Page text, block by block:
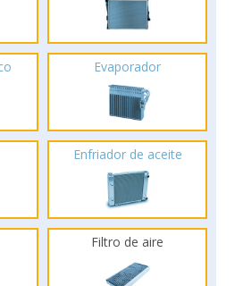
Evaporador
Enfriador de aceite
Filtro de aire